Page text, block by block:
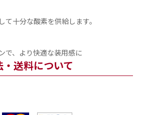
十分な酸素を供給します。
で、より快適な装用感に
送料について